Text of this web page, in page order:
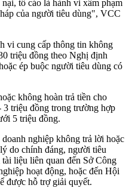
tố cáo là hành vi xâm phạm
của người tiêu dùng", VCC
vi cung cấp thông tin không
triệu đồng theo Nghị định
ép buộc người tiêu dùng có
không hoàn trả tiền cho
triệu đồng trong trường hợp
5 triệu đồng.
nghiệp không trả lời hoặc
do chính đáng, người tiêu
liệu liên quan đến Sở Công
hoạt động, hoặc đến Hội
được hỗ trợ giải quyết.